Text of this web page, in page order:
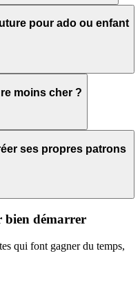
pour ado ou enfant
moins cher ?
ses propres patrons
bien démarrer
qui font gagner du temps,